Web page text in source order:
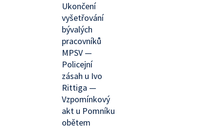
Ukončení
vyšetřování
bývalých
pracovníků
MPSV —
Policejní
zásah u Ivo
Rittiga —
Vzpomínkový
akt u Pomníku
obětem